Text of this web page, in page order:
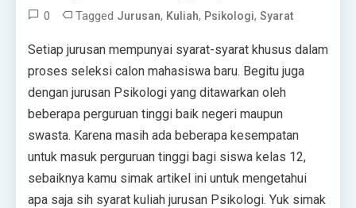
0 Tagged Jurusan, Kuliah, Psikologi, Syarat
Setiap jurusan mempunyai syarat-syarat khusus dalam
proses seleksi calon mahasiswa baru. Begitu juga
dengan jurusan Psikologi yang ditawarkan oleh
beberapa perguruan tinggi baik negeri maupun
swasta. Karena masih ada beberapa kesempatan
untuk masuk perguruan tinggi bagi siswa kelas 12,
sebaiknya kamu simak artikel ini untuk mengetahui
apa saja sih syarat kuliah jurusan Psikologi. Yuk simak